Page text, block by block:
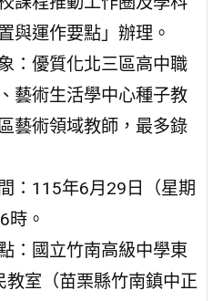
與運作要點」辦理。
：優質化北三區高中職
藝術生活學中心種子教
藝術領域教師，最多錄
：115年6月29日（星期
時。
：國立竹南高級中學東
教室（苗栗縣竹南鎮中正